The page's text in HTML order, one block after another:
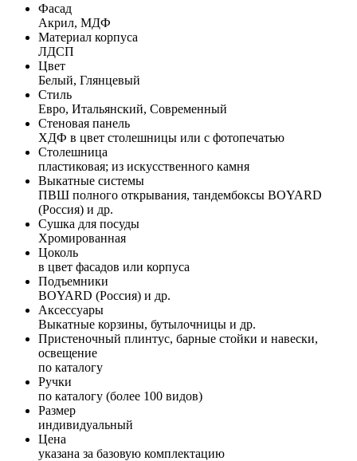
Фасад
Акрил, МДФ
Материал корпуса
ЛДСП
Цвет
Белый, Глянцевый
Стиль
Евро, Итальянский, Современный
Стеновая панель
ХДФ в цвет столешницы или с фотопечатью
Столешница
пластиковая; из искусственного камня
Выкатные системы
ПВШ полного открывания, тандембоксы BOYARD
(Россия) и др.
Сушка для посуды
Хромированная
Цоколь
в цвет фасадов или корпуса
Подъемники
BOYARD (Россия) и др.
Аксессуары
Выкатные корзины, бутылочницы и др.
Пристеночный плинтус, барные стойки и навески,
освещение
по каталогу
Ручки
по каталогу (более 100 видов)
Размер
индивидуальный
Цена
указана за базовую комплектацию